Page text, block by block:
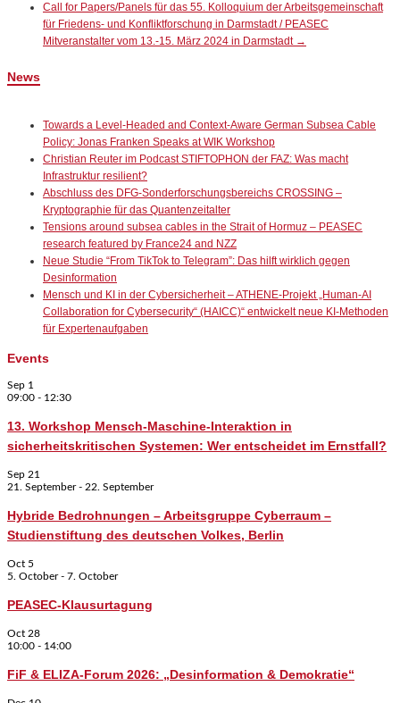
Call for Papers/Panels für das 55. Kolloquium der Arbeitsgemeinschaft
für Friedens- und Konfliktforschung in Darmstadt / PEASEC
Mitveranstalter vom 13.-15. März 2024 in Darmstadt →
News
Towards a Level-Headed and Context-Aware German Subsea Cable
Policy: Jonas Franken Speaks at WIK Workshop
Christian Reuter im Podcast STIFTOPHON der FAZ: Was macht
Infrastruktur resilient?
Abschluss des DFG-Sonderforschungsbereichs CROSSING –
Kryptographie für das Quantenzeitalter
Tensions around subsea cables in the Strait of Hormuz – PEASEC
research featured by France24 and NZZ
Neue Studie “From TikTok to Telegram”: Das hilft wirklich gegen
Desinformation
Mensch und KI in der Cybersicherheit – ATHENE-Projekt „Human-AI
Collaboration for Cybersecurity“ (HAICC)“ entwickelt neue KI-Methoden
für Expertenaufgaben
Events
Sep 1
09:00 - 12:30
13. Workshop Mensch-Maschine-Interaktion in
sicherheitskritischen Systemen: Wer entscheidet im Ernstfall?
Sep 21
21. September- 22. September
Hybride Bedrohnungen – Arbeitsgruppe Cyberraum –
Studienstiftung des deutschen Volkes, Berlin
Oct 5
5. October- 7. October
PEASEC-Klausurtagung
Oct 28
10:00 - 14:00
FiF & ELIZA-Forum 2026: „Desinformation & Demokratie“